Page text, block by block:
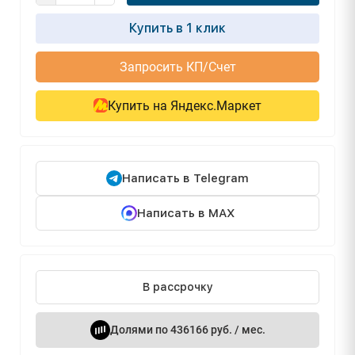
Купить в 1 клик
Запросить КП/Счет
Купить на Яндекс.Маркет
Написать в Telegram
Написать в MAX
В рассрочку
Долями по 436166 руб. / мес.